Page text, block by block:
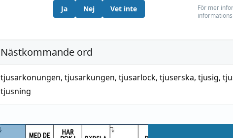
Ja Nej Vet inte
För mer
Nästkommande ord
tjusarkonungen, tjusarkungen, tjusarlock, tjuserska, tjusig,
tjusning